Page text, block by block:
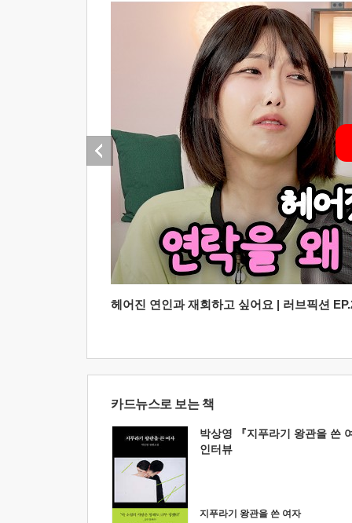
헤어진 연인과 재회하고 싶어요 | 러브픽션
카드뉴스로 보는 책
박상영 『지푸라기 왕관을 쓴
인터뷰
지푸라기 왕관을 쓴 여자